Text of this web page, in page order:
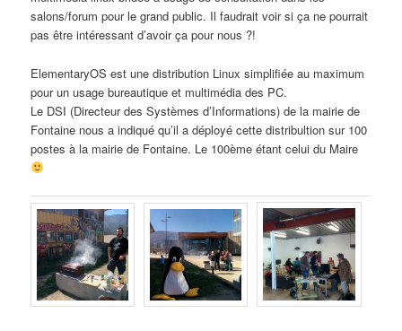
salons/forum pour le grand public. Il faudrait voir si ça ne pourrait
pas être intéressant d’avoir ça pour nous ?!
ElementaryOS est une distribution Linux simplifiée au maximum
pour un usage bureautique et multimédia des PC.
Le DSI (Directeur des Systèmes d’Informations) de la mairie de
Fontaine nous a indiqué qu’il a déployé cette distribultion sur 100
postes à la mairie de Fontaine. Le 100ème étant celui du Maire